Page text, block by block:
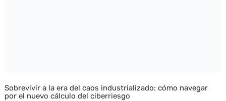
Sobrevivir a la era del caos industrializado: cómo navegar
por el nuevo cálculo del ciberriesgo